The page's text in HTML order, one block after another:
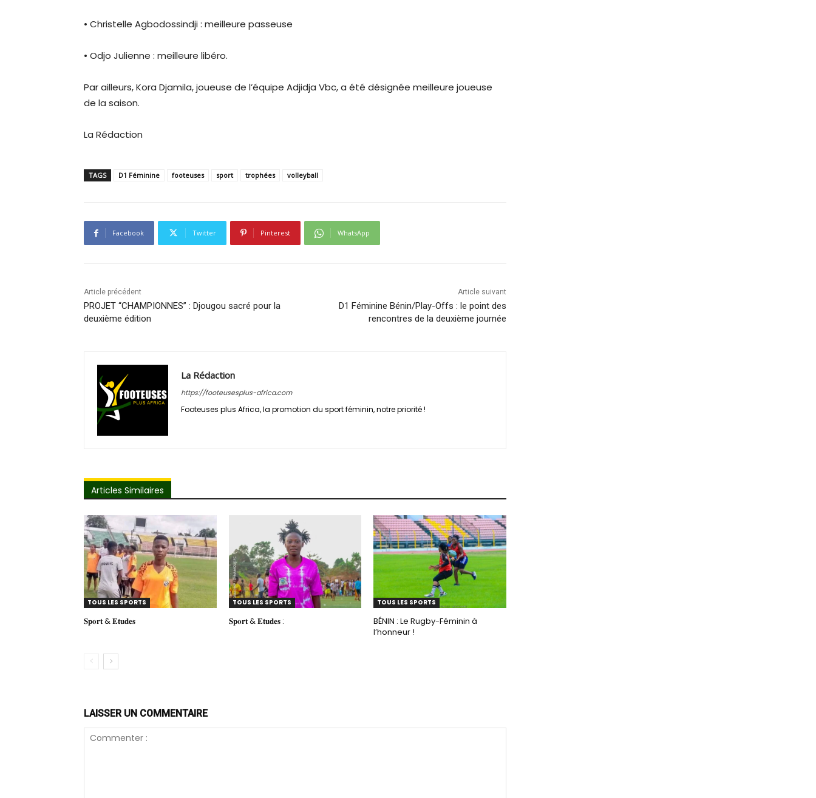
• Christelle Agbodossindji : meilleure passeuse
• Odjo Julienne : meilleure libéro.
Par ailleurs, Kora Djamila, joueuse de l’équipe Adjidja Vbc, a été désignée meilleure joueuse
de la saison.
La Rédaction
TAGS D1 Féminine footeuses sport trophées volleyball
Facebook Twitter Pinterest WhatsApp
Article précédent
PROJET “CHAMPIONNES” : Djougou sacré pour la
deuxième édition
Article suivant
D1 Féminine Bénin/Play-Offs : le point des
rencontres de la deuxième journée
La Rédaction
https://footeusesplus-africa.com
Footeuses plus Africa, la promotion du sport féminin, notre priorité !
Articles Similaires
TOUS LES SPORTS
𝐒𝐩𝐨𝐫𝐭 & 𝐄𝐭𝐮𝐝𝐞𝐬
TOUS LES SPORTS
𝐒𝐩𝐨𝐫𝐭 & 𝐄𝐭𝐮𝐝𝐞𝐬 :
TOUS LES SPORTS
BÉNIN : Le Rugby-Féminin à
l’honneur !
LAISSER UN COMMENTAIRE